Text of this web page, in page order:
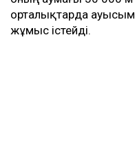
орталықтарда
жұмыс істейді.